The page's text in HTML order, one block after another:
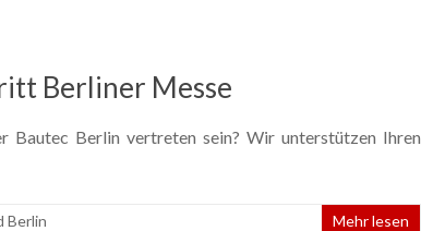
Berliner Messe
Bautec Berlin vertreten sein? Wir unterstützen Ihren
Berlin Mehr lesen